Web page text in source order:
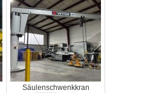
Säulenschwenkkran